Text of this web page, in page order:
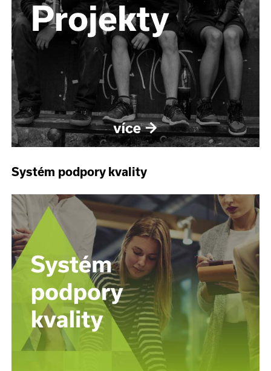
Systém podpory kvality